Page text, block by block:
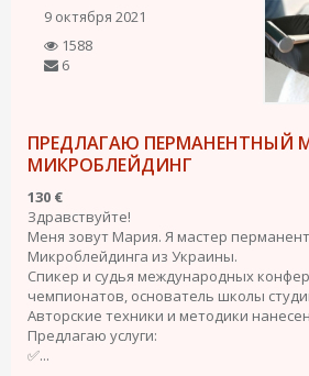
9 октября 2021
1588
6
ПРЕДЛАГАЮ ПЕРМАНЕНТНЫЙ
МИКРОБЛЕЙДИНГ
130 €
Здравствуйте!
Меня зовут Мария. Я мастер
Микроблейдинга из Украины.
Спикер и судья международных
чемпионатов, основатель школы
Авторские техники и методики
Предлагаю услуги:
✅...